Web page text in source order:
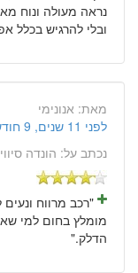
נראה מעולה ונוח
ובלי להרגיש בכלל אפשר
מאת: אנונימי
לפני 11 שנים, 9 חודשים
נכתב על: הונדה סיוויק 2007 סדאן 4
מומלץ בחום למי
הדלק."